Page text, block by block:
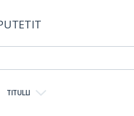
TITULLI